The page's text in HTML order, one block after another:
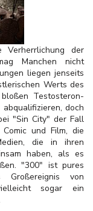
Verherrlichung der
Manchen nicht
liegen jenseits
Werts des
Testosteron-
doch
"Sin City" der Fall
und Film, die
die in ihren
haben, als es
"300" ist pures
Großereignis von
sogar ein